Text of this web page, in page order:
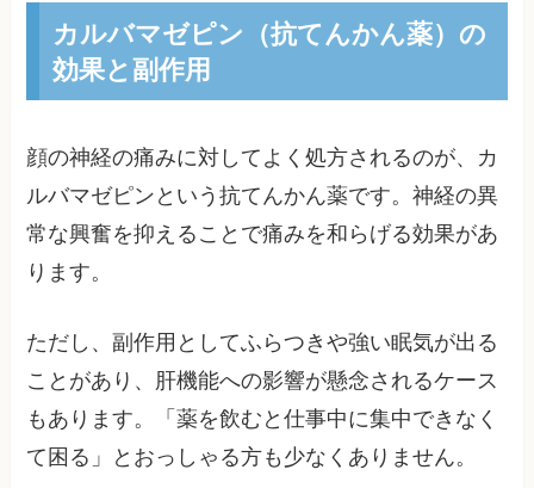
カルバマゼピン（抗てんかん薬）の
効果と副作用
顔の神経の痛みに対してよく処方されるのが、カ
ルバマゼピンという抗てんかん薬です。神経の異
常な興奮を抑えることで痛みを和らげる効果があ
ります。
ただし、副作用としてふらつきや強い眠気が出る
ことがあり、肝機能への影響が懸念されるケース
もあります。「薬を飲むと仕事中に集中できなく
て困る」とおっしゃる方も少なくありません。